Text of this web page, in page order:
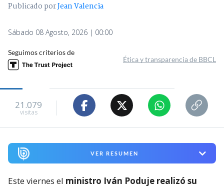
Publicado porJean Valencia
Sábado 08 Agosto, 2026 | 00:00
Seguimos criterios de
Ética y transparencia de BBCL
21.079
visitas
VER RESUMEN
Este viernes el ministro Iván Poduje realizó su